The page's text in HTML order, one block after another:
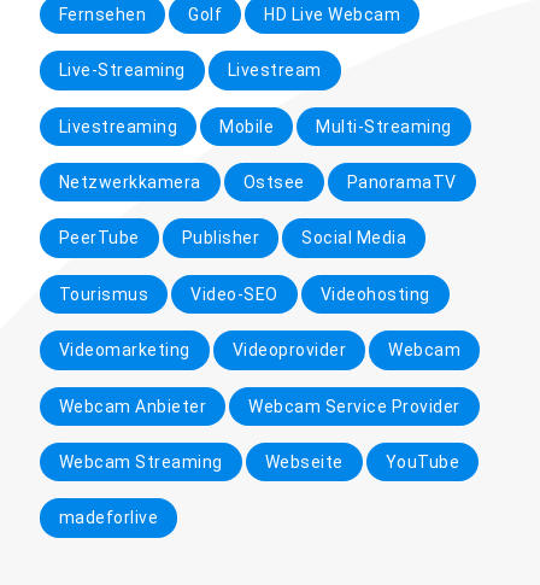
Fernsehen Golf HD Live Webcam
Live-Streaming Livestream
Livestreaming Mobile Multi-Streaming
Netzwerkkamera Ostsee PanoramaTV
PeerTube Publisher Social Media
Tourismus Video-SEO Videohosting
Videomarketing Videoprovider Webcam
Webcam Anbieter Webcam Service Provider
Webcam Streaming Webseite YouTube
madeforlive